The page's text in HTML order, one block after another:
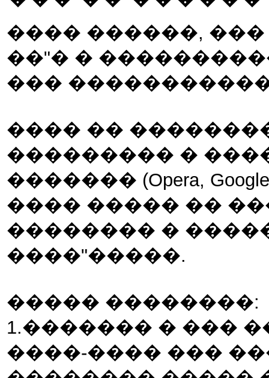
���� ������,
��"� �
���
���� ��
��������� �
������� (Opera, Google
���� ����� ��
�������� �
����"�����.
����� ��������:
1.������� � ���
����-���� ���